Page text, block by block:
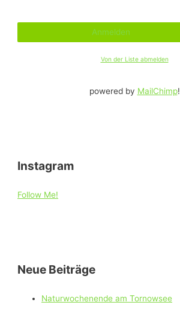
Von der Liste abmelden
powered by MailChimp!
Instagram
Follow Me!
Neue Beiträge
Naturwochenende am Tornowsee